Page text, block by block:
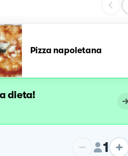
Pizza napoletana
dieta!
1